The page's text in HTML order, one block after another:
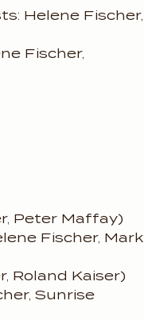
Helene Fischer,
Fischer,
Peter Maffay)
Fischer, Mark
Roland Kaiser)
Sunrise